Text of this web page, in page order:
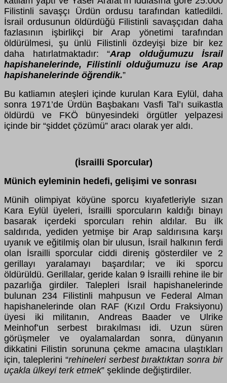
Filistinli savaşçı Ürdün ordusu tarafından katledildi.
İsrail ordusunun öldürdüğü Filistinli savaşçıdan daha
fazlasının işbirlikçi bir Arap yönetimi tarafından
öldürülmesi, şu ünlü Filistinli özdeyişi bize bir kez
daha hatırlatmaktadır: “Arap olduğumuzu İsrail
hapishanelerinde, Filistinli olduğumuzu ise Arap
hapishanelerinde öğrendik.”
Bu katliamın ateşleri içinde kurulan Kara Eylül, daha
sonra 1971’de Ürdün Başbakanı Vasfi Tal’ı suikastla
öldürdü ve FKÖ bünyesindeki örgütler yelpazesi
içinde bir “şiddet çözümü” aracı olarak yer aldı.
(İsrailli Sporcular)
Münich eyleminin hedefi, gelişimi ve sonrası
Münih olimpiyat köyüne sporcu kıyafetleriyle sızan
Kara Eylül üyeleri, İsrailli sporcuların kaldığı binayı
basarak içerdeki sporcuları rehin aldılar. Bu ilk
saldırıda, yediden yetmişe bir Arap saldırısına karşı
uyanık ve eğitilmiş olan bir ulusun, İsrail halkının ferdi
olan İsrailli sporcular ciddi direniş gösterdiler ve 2
gerillayı yaralamayı başardılar; ve iki sporcu
öldürüldü. Gerillalar, geride kalan 9 İsrailli rehine ile bir
pazarlığa girdiler. Talepleri İsrail hapishanelerinde
bulunan 234 Filistinli mahpusun ve Federal Alman
hapishanelerinde olan RAF (Kızıl Ordu Fraksiyonu)
üyesi iki militanın, Andreas Baader ve Ulrike
Meinhof’un serbest bırakılması idi. Uzun süren
görüşmeler ve oyalamalardan sonra, dünyanın
dikkatini Filistin sorununa çekme amacına ulaştıkları
için, taleplerini “rehineleri serbest bıraktıktan sonra bir
uçakla ülkeyi terk etmek” şeklinde değiştirdiler.